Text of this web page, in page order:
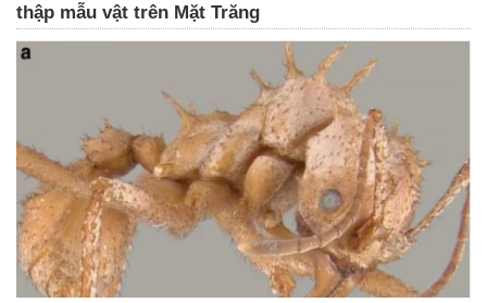
thập mẫu vật trên Mặt Trăng